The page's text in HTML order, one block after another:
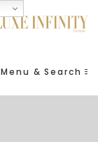
Menu & Search